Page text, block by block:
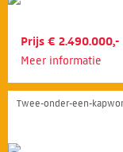
Prijs € 2.490.000,-
Meer informatie
Twee-onder-een-